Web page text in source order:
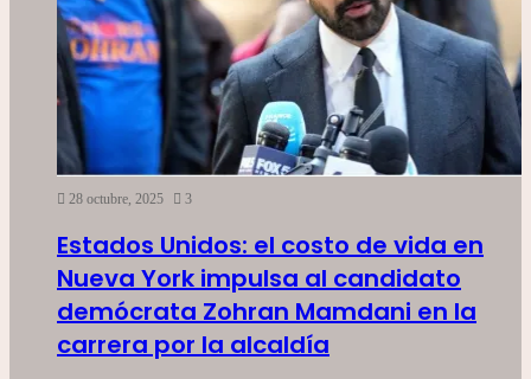
28 octubre, 2025 3
Estados Unidos: el costo de vida en
Nueva York impulsa al candidato
demócrata Zohran Mamdani en la
carrera por la alcaldía